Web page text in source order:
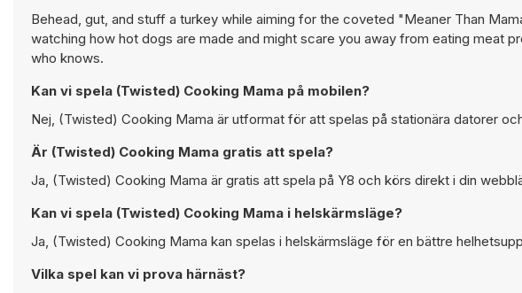
Behead, gut, and stuff a turkey while aiming for the coveted "Meaner Than
watching how hot dogs are made and might scare you away from eating meat
who knows.
Kan vi spela (Twisted) Cooking Mama på mobilen?
Nej, (Twisted) Cooking Mama är utformat för att spelas på stationära datorer
Är (Twisted) Cooking Mama gratis att spela?
Ja, (Twisted) Cooking Mama är gratis att spela på Y8 och körs direkt i din
Kan vi spela (Twisted) Cooking Mama i helskärmsläge?
Ja, (Twisted) Cooking Mama kan spelas i helskärmsläge för en bättre
Vilka spel kan vi prova härnäst?